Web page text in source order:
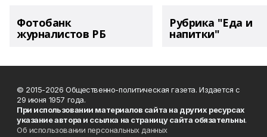
Фотобанк
журналистов РБ
Рубрика "Еда и
напитки"
© 2015-2026 Общественно-политическая газета. Издается с
29 июня 1957 года.
При использовании материалов сайта на других ресурсах
указание автора и ссылка на страницу сайта обязательны.
Об использовании персональных данных